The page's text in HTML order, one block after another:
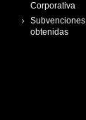
Corporativa
Subvenciones
obtenidas